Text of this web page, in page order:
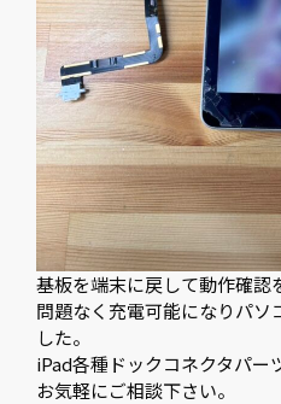
基板を端末に戻して動作確認
問題なく充電可能になりパソ
した。
iPad各種ドックコネクタパー
お気軽にご相談下さい。